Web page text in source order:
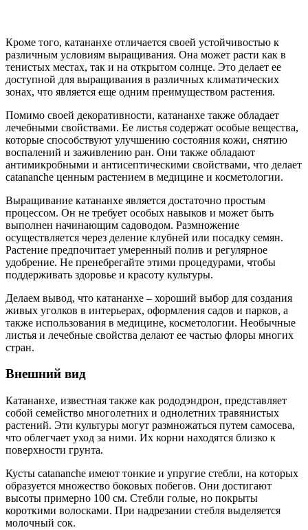
Кроме того, катананхе отличается своей устойчивостью к
различным условиям выращивания. Она может расти как в
тенистых местах, так и на открытом солнце. Это делает ее
доступной для выращивания в различных климатических
зонах, что является еще одним преимуществом растения.
Помимо своей декоративности, катананхе также обладает
лечебными свойствами. Ее листья содержат особые вещества,
которые способствуют улучшению состояния кожи, снятию
воспалений и заживлению ран. Они также обладают
антимикробными и антисептическими свойствами, что делает
catananche ценным растением в медицине и косметологии.
Выращивание катананхе является достаточно простым
процессом. Он не требует особых навыков и может быть
выполнен начинающим садоводом. Размножение
осуществляется через деление клубней или посадку семян.
Растение предпочитает умеренный полив и регулярное
удобрение. Не пренебрегайте этими процедурами, чтобы
поддерживать здоровье и красоту культуры.
Делаем вывод, что катананхе – хороший выбор для создания
живых уголков в интерьерах, оформления садов и парков, а
также использования в медицине, косметологии. Необычные
листья и лечебные свойства делают ее частью флоры многих
стран.
Внешний вид
Катананхе, известная также как рододэндрон, представляет
собой семейство многолетних и однолетних травянистых
растений. Эти культуры могут размножаться путем самосева,
что облегчает уход за ними. Их корни находятся близко к
поверхности грунта.
Кусты catananche имеют тонкие и упругие стебли, на которых
образуется множество боковых побегов. Они достигают
высоты примерно 100 см. Стебли голые, но покрыты
короткими волосками. При надрезании стебля выделяется
молочный сок.